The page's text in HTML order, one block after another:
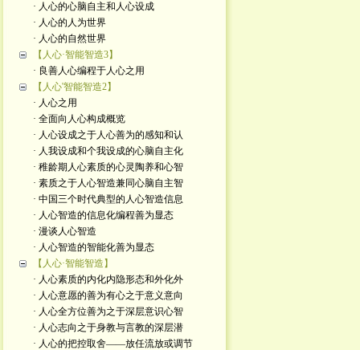
· 人心的心脑自主和人心设成
· 人心的人为世界
· 人心的自然世界
【人心·智能智造3】
· 良善人心编程于人心之用
【人心'智能智造2】
· 人心之用
· 全面向人心构成概览
· 人心设成之于人心善为的感知和认
· 人我设成和个我设成的心脑自主化
· 稚龄期人心素质的心灵陶养和心智
· 素质之于人心智造兼同心脑自主智
· 中国三个时代典型的人心智造信息
· 人心智造的信息化编程善为显态
· 漫谈人心智造
· 人心智造的智能化善为显态
【人心·智能智造】
· 人心素质的内化内隐形态和外化外
· 人心意愿的善为有心之于意义意向
· 人心全方位善为之于深层意识心智
· 人心志向之于身教与言教的深层潜
· 人心的把控取舍——放任流放或调节